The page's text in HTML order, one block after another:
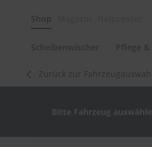
Shop
Polituren
&
Autowellness
Zurück zur Fahrzeugauswahl
Bitte Fahrzeug